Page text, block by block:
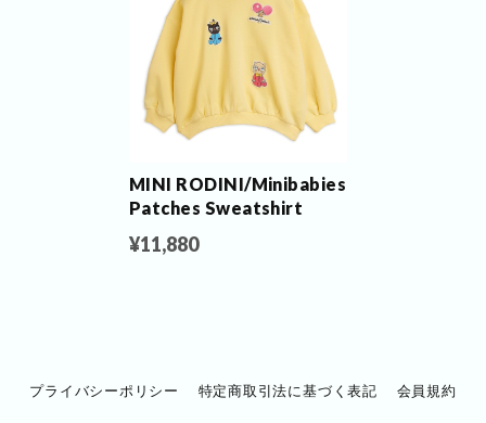
MINI RODINI/Minibabies
Patches Sweatshirt
¥11,880
プライバシーポリシー 特定商取引法に基づく表記 会員規約